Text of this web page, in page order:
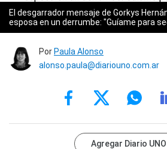
El desgarrador mensaje de Gorkys
esposa en un derrumbe: "Guíame para
Por Paula Alonso
alonso.paula@diariouno.com.ar
Agregar Diario